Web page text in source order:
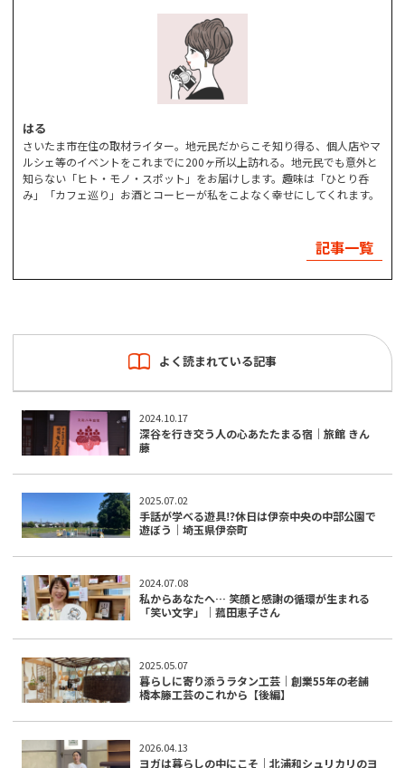
はる
さいたま市在住の取材ライター。地元民だからこそ知り得る、個人店やマ
ルシェ等のイベントをこれまでに200ヶ所以上訪れる。地元民でも意外と
知らない「ヒト・モノ・スポット」をお届けします。趣味は「ひとり呑
み」「カフェ巡り」お酒とコーヒーが私をこよなく幸せにしてくれます。
記事一覧
よく読まれている記事
2024.10.17
深谷を行き交う人の心あたたまる宿｜旅館 きん
藤
2025.07.02
手話が学べる遊具⁉︎休日は伊奈中央の中部公園で
遊ぼう｜埼玉県伊奈町
2024.07.08
私からあなたへ… 笑顔と感謝の循環が生まれる
「笑い文字」｜菰田恵子さん
2025.05.07
暮らしに寄り添うラタン工芸｜創業55年の老舗
橋本籐工芸のこれから【後編】
2026.04.13
ヨガは暮らしの中にこそ｜北浦和シュリカリのヨ